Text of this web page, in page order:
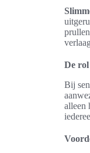
De rol
Bij
alleen